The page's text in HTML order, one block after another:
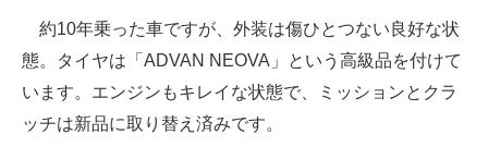
約10年乗った車ですが、外装は傷ひとつない良好な状
態。タイヤは「ADVAN NEOVA」という高級品を付けて
います。エンジンもキレイな状態で、ミッションとクラ
ッチは新品に取り替え済みです。